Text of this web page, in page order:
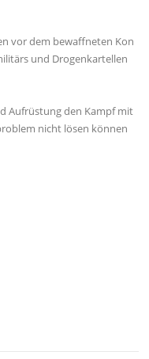
vor dem bewaffneten Kon
und Drogenkartellen
Aufrüstung den Kampf mit
nicht lösen können